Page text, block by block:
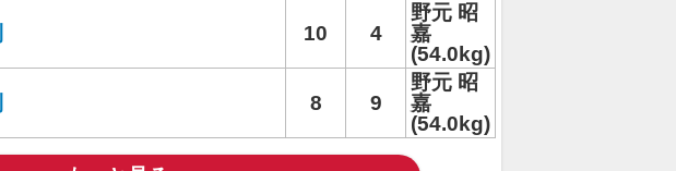
10 4
野元 昭
嘉
(54.0kg)
8 9
野元 昭
嘉
(54.0kg)